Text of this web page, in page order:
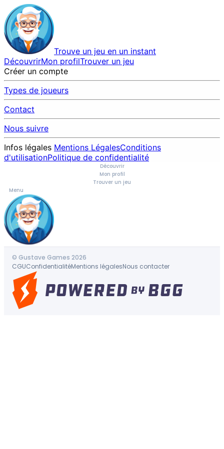
Trouve un jeu en un instant
DécouvrirMon profilTrouver un jeu
Créer un compte
Types de joueurs
Contact
Nous suivre
Infos légales Mentions LégalesConditions
d'utilisationPolitique de confidentialité
Découvrir
Mon profil
Trouver un jeu
Menu
© Gustave Games 2026
CGUConfidentialitéMentions légalesNous contacter